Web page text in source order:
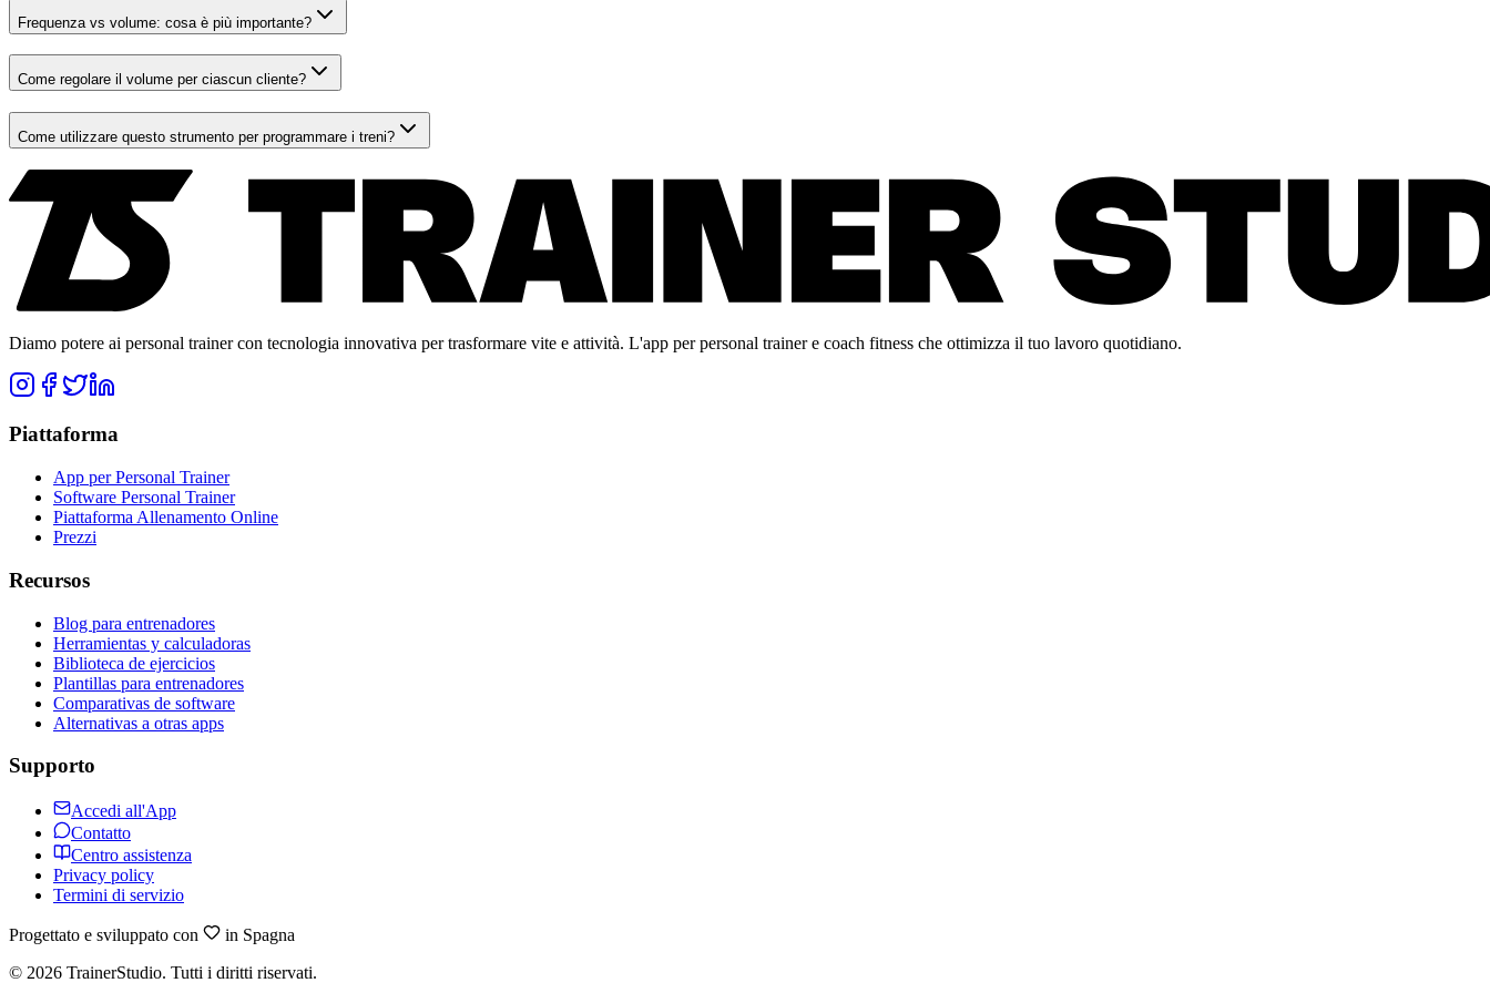
Frequenza vs volume: cosa è più importante?
Come regolare il volume per ciascun cliente?
Come utilizzare questo strumento per programmare i treni?
Diamo potere ai personal trainer con tecnologia innovativa per trasformare vite e attività. L'app per personal trainer e coach fitness che ottimizza il tuo lavoro quotidiano.
Piattaforma
App per Personal Trainer
Software Personal Trainer
Piattaforma Allenamento Online
Prezzi
Recursos
Blog para entrenadores
Herramientas y calculadoras
Biblioteca de ejercicios
Plantillas para entrenadores
Comparativas de software
Alternativas a otras apps
Supporto
Accedi all'App
Contatto
Centro assistenza
Privacy policy
Termini di servizio
Progettato e sviluppato con
in Spagna
© 2026 TrainerStudio. Tutti i diritti riservati.